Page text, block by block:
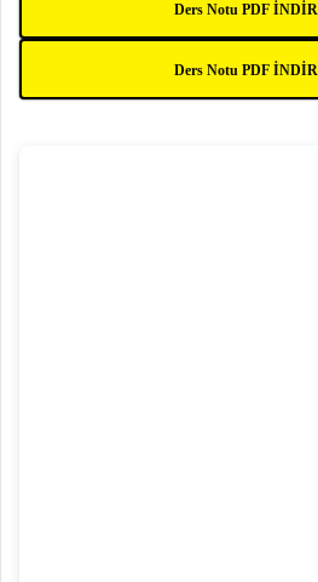
Ders Notu PDF İNDİR
Ders Notu PDF İNDİR